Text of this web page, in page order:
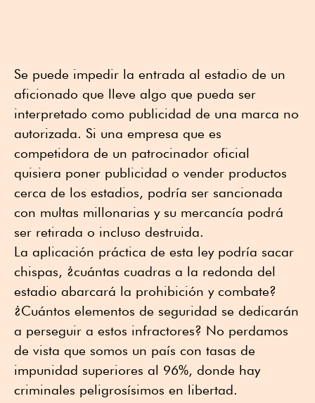
Se puede impedir la entrada al estadio de un
aficionado que lleve algo que pueda ser
interpretado como publicidad de una marca no
autorizada. Si una empresa que es
competidora de un patrocinador oficial
quisiera poner publicidad o vender productos
cerca de los estadios, podría ser sancionada
con multas millonarias y su mercancía podrá
ser retirada o incluso destruida.
La aplicación práctica de esta ley podría sacar
chispas, ¿cuántas cuadras a la redonda del
estadio abarcará la prohibición y combate?
¿Cuántos elementos de seguridad se dedicarán
a perseguir a estos infractores? No perdamos
de vista que somos un país con tasas de
impunidad superiores al 96%, donde hay
criminales peligrosísimos en libertad.